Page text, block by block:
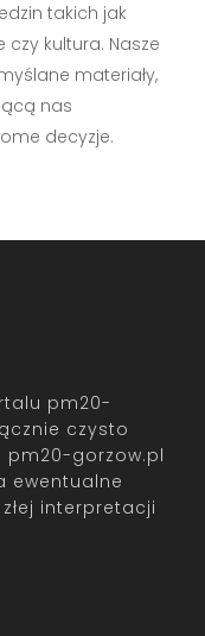
takich jak
czy kultura. Nasze
materiały,
nas
decyzje.
pm20-
czysto
pm20-gorzow.pl
ewentualne
interpretacji